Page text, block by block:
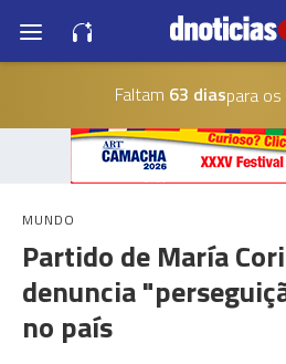
Faltam 63 diaspara os
MUNDO
Partido de María
denuncia
no país